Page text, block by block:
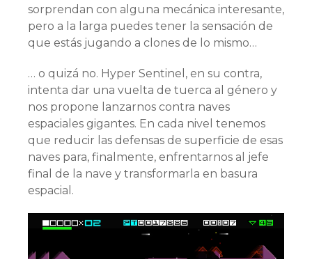
sorprendan con alguna mecánica interesante,
pero a la larga puedes tener la sensación de
que estás jugando a clones de lo mismo…
… o quizá no. Hyper Sentinel, en su contra,
intenta dar una vuelta de tuerca al género y
nos propone lanzarnos contra naves
espaciales gigantes. En cada nivel tenemos
que reducir las defensas de superficie de esas
naves para, finalmente, enfrentarnos al jefe
final de la nave y transformarla en basura
espacial.